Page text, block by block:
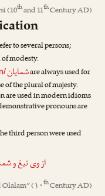
(10thand 11thCentury AD)
to several persons;
modesty.
شمایانare always used for
of the plural of majesty.
are used in modern idioms
pronouns are
third person were used
ازویتیغ و
” (۱۰thCentury AD)